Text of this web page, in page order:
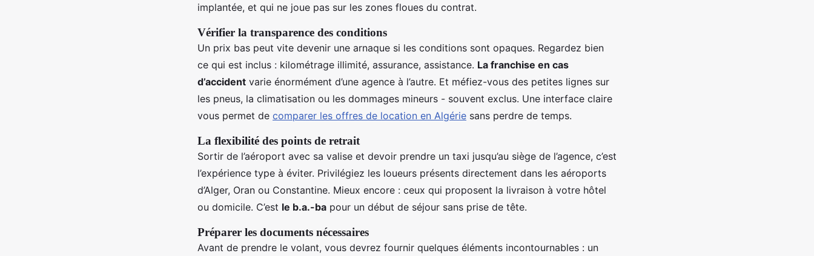
implantée, et qui ne joue pas sur les zones floues du contrat.
Vérifier la transparence des conditions
Un prix bas peut vite devenir une arnaque si les conditions sont opaques. Regardez bien
ce qui est inclus : kilométrage illimité, assurance, assistance. La franchise en cas
d’accident varie énormément d’une agence à l’autre. Et méfiez-vous des petites lignes sur
les pneus, la climatisation ou les dommages mineurs - souvent exclus. Une interface claire
vous permet de comparer les offres de location en Algérie sans perdre de temps.
La flexibilité des points de retrait
Sortir de l’aéroport avec sa valise et devoir prendre un taxi jusqu’au siège de l’agence, c’est
l’expérience type à éviter. Privilégiez les loueurs présents directement dans les aéroports
d’Alger, Oran ou Constantine. Mieux encore : ceux qui proposent la livraison à votre hôtel
ou domicile. C’est le b.a.-ba pour un début de séjour sans prise de tête.
Préparer les documents nécessaires
Avant de prendre le volant, vous devrez fournir quelques éléments incontournables : un